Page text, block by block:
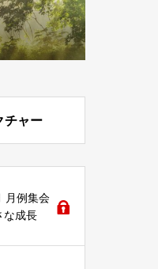
チャー
月例集会
な成長